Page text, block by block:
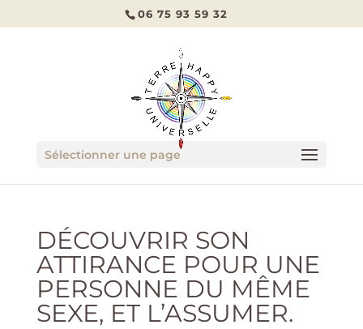
06 75 93 59 32
Sélectionner une page
DÉCOUVRIR SON
ATTIRANCE POUR UNE
PERSONNE DU MÊME
SEXE, ET L’ASSUMER.